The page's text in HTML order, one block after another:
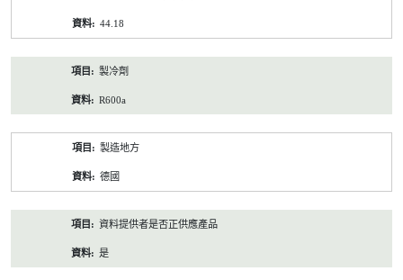
44.18
製冷劑
R600a
製造地方
德國
資料提供者是否正供應產品
是